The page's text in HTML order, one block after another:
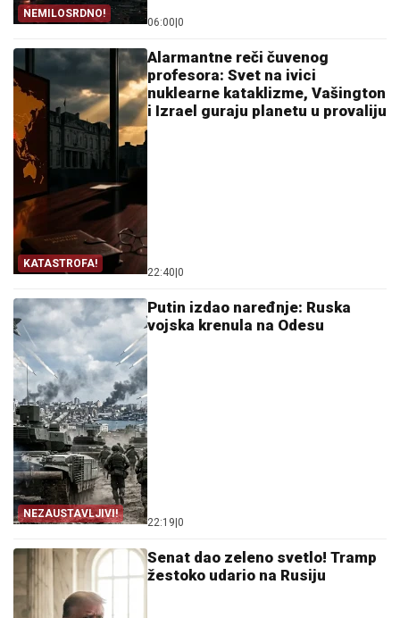
NEMILOSRDNO!
06:00 0
KATASTROFA!
Alarmantne reči čuvenog
profesora: Svet na ivici
nuklearne kataklizme, Vašington
i Izrael guraju planetu u provaliju
22:40 0
NEZAUSTAVLJIVI!
Putin izdao naređnje: Ruska
vojska krenula na Odesu
22:19 0
Senat dao zeleno svetlo! Tramp
žestoko udario na Rusiju